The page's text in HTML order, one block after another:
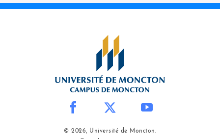
© 2026, Université de Moncton.